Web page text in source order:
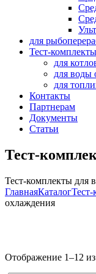
для
Тест-комплекты
для
для воды
для
Контакты
Партнерам
Документы
Статьи
Тест-
Тест-комплекты для
ГлавнаяКаталог
охлаждения
Отображение 1–12